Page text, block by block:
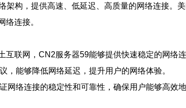
构，提供高速、低延迟、高质量的网络连接。
络连接。
联网，CN2服务器59能够提供快速稳定的网络
能够降低网络延迟，提升用户的网络体验。
络连接的稳定性和可靠性，确保用户能够高效